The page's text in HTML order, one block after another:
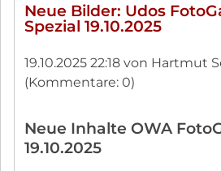
Neue Bilder: Udos
Spezial 19.10.2025
19.10.2025 22:18 von Hartmut
(Kommentare: 0)
Neue Inhalte OWA
19.10.2025